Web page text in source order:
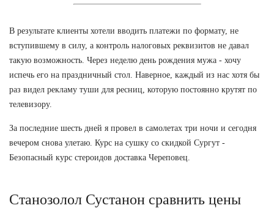
В результате клиенты хотели вводить платежи по формату, не
вступившему в силу, а контроль налоговых реквизитов не давал
такую возможность. Через неделю день рождения мужа - хочу
испечь его на праздничный стол. Наверное, каждый из нас хотя бы
раз видел рекламу туши для ресниц, которую постоянно крутят по
телевизору.
За последние шесть дней я провел в самолетах три ночи и сегодня
вечером снова улетаю. Курс на сушку со скидкой Сургут -
Безопасный курс стероидов доставка Череповец.
Станозолол Сустанон сравнить цены